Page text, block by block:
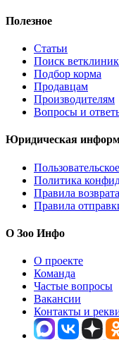
Полезное
Статьи
Поиск
Подбор корма
Продавцам
Производителям
Вопросы и
Юридическая
Политика
Правила
Правила
О Зоо Инфо
О проекте
Команда
Частые вопросы
Вакансии
Контакты и